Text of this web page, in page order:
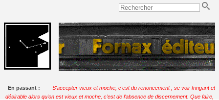
En passant :
S'accepter vieux et moche, c'est du renoncement ; se voir fringant et
désirable alors qu'on est vieux et moche, c'est de l'absence de discernement. Que faire,